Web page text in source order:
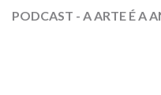
PODCAST - A ARTE É A